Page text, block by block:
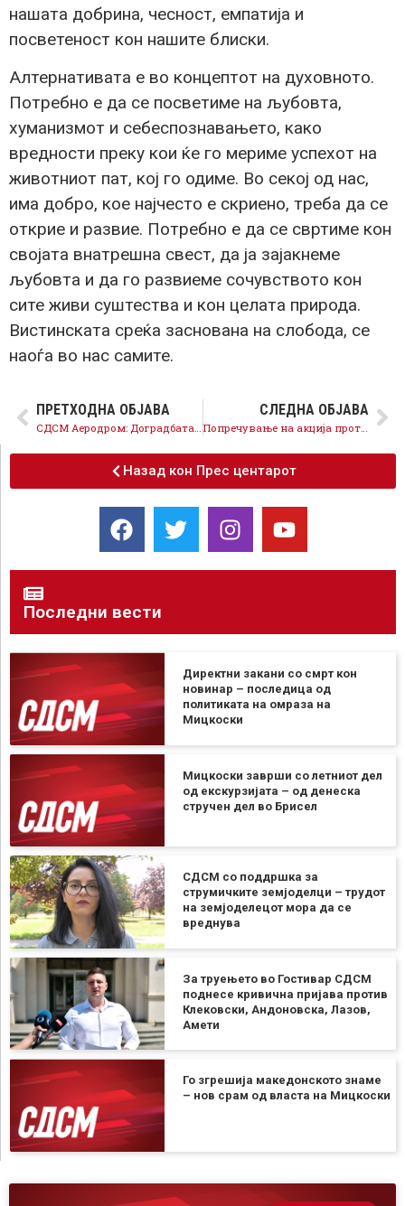
нашата добрина, чесност, емпатија и
посветеност кон нашите блиски.
Алтернативата е во концептот на духовното.
Потребно е да се посветиме на љубовта,
хуманизмот и себеспознавањето, како
вредности преку кои ќе го мериме успехот на
животниот пат, кој го одиме. Во секој од нас,
има добро, кое најчесто е скриено, треба да се
открие и развие. Потребно е да се свртиме кон
својата внатрешна свест, да ја зајакнеме
љубовта и да го развиеме сочувството кон
сите живи суштества и кон целата природа.
Вистинската среќа заснована на слобода, се
наоѓа во нас самите.
ПРЕТХОДНА ОБЈАВА
СДСМ Аеродром: Доградбата и надградбата на ОУ Блаже Конески е капитална инвестиција на Владата, а не на Муцунски
СЛЕДНА ОБЈАВА
Попречување на акција против дрога, скандалот обезбедувањето на Мицкоски отвора дилеми за улогата на МВРО-ВМРО
Назад кон Прес центарот
Последни вести
Директни закани со смрт кон
новинар – последица од
политиката на омраза на
Мицкоски
Мицкоски заврши со летниот дел
од екскурзијата – од денеска
стручен дел во Брисел
СДСМ со поддршка за
струмичките земјоделци – трудот
на земјоделецот мора да се
вреднува
За труењето во Гостивар СДСМ
поднесе кривична пријава против
Клековски, Андоновска, Лазов,
Амети
Го згрешија македонското знаме
– нов срам од власта на Мицкоски